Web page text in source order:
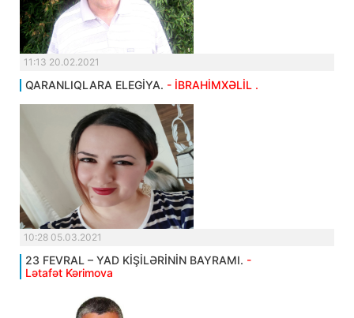
11:13 20.02.2021
QARANLIQLARA ELEGİYA. - İBRAHİMXƏLİL .
10:28 05.03.2021
23 FEVRAL – YAD KİŞİLƏRİNİN BAYRAMI. -
Lətafət Kərimova